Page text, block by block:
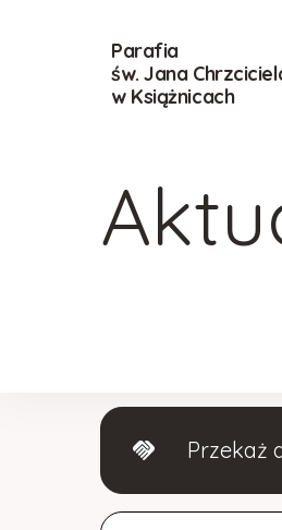
Parafia
św. Jana
w Książnicach
handshake Przekaż